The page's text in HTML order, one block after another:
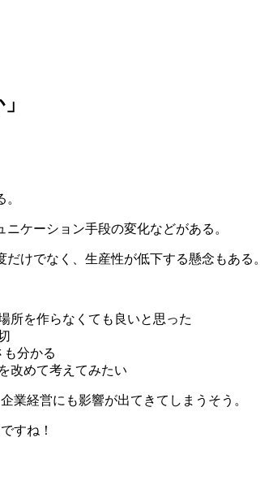
ケーション手段の変化などがある。
けでなく、生産性が低下する懸念もある。
所を作らなくても良いと思った
分かる
改めて考えてみたい
業経営にも影響が出てきてしまうそう。
すね！